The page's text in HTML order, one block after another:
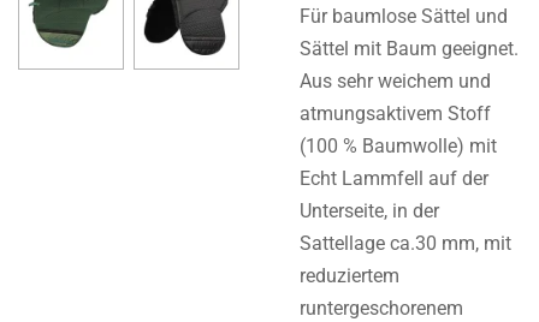
Für baumlose Sättel und
Sättel mit Baum geeignet.
Aus sehr weichem und
atmungsaktivem Stoff
(100 % Baumwolle) mit
Echt Lammfell auf der
Unterseite, in der
Sattellage ca.30 mm, mit
reduziertem
runtergeschorenem